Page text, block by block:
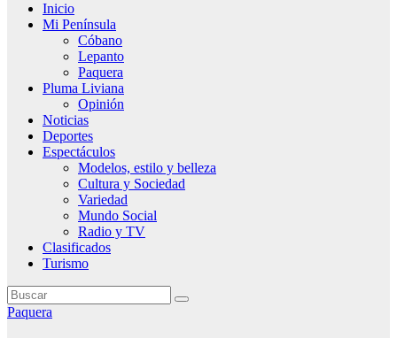
Inicio
Mi Península
Cóbano
Lepanto
Paquera
Pluma Liviana
Opinión
Noticias
Deportes
Espectáculos
Modelos, estilo y belleza
Cultura y Sociedad
Variedad
Mundo Social
Radio y TV
Clasificados
Turismo
Paquera